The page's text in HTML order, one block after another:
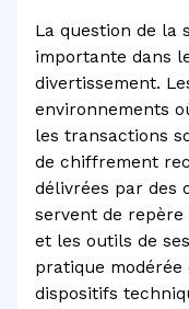
La question de la
importante dans
divertissement.
environnements
les transactions
de chiffrement
délivrées par des
servent de
et les outils de
pratique modérée
dispositifs